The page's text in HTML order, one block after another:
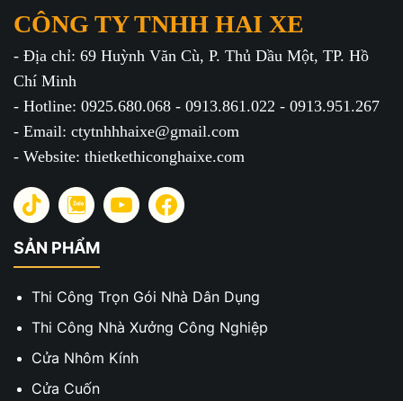
CÔNG TY TNHH HAI XE
- Địa chỉ: 69 Huỳnh Văn Cù, P. Thủ Dầu Một, TP. Hồ
Chí Minh
- Hotline: 0925.680.068 - 0913.861.022 - 0913.951.267
- Email: ctytnhhhaixe@gmail.com
- Website: thietkethiconghaixe.com
SẢN PHẨM
Thi Công Trọn Gói Nhà Dân Dụng
Thi Công Nhà Xưởng Công Nghiệp
Cửa Nhôm Kính
Cửa Cuốn